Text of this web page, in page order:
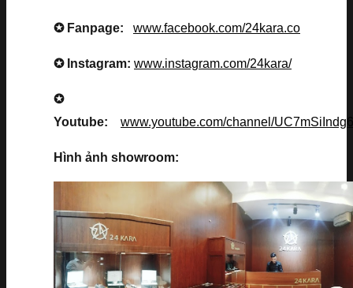
✪ Fanpage: www.facebook.com/24kara.co
✪ Instagram: www.instagram.com/24kara/
✪
Youtube: www.youtube.com/channel/
Hình ảnh showroom: